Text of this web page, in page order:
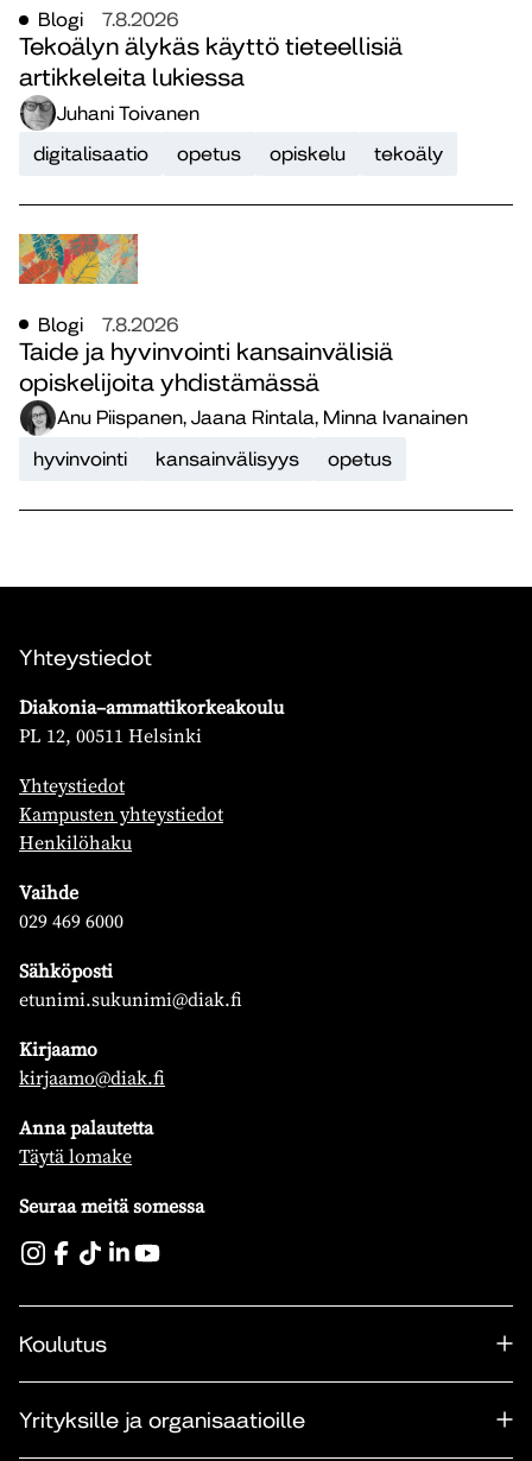
Blogi 7.8.2026
Tekoälyn älykäs käyttö tieteellisiä
artikkeleita lukiessa
Juhani Toivanen
digitalisaatio
opetus opiskelu tekoäly
Blogi 7.8.2026
Taide ja hyvinvointi kansainvälisiä
opiskelijoita yhdistämässä
Anu Piispanen, Jaana Rintala, Minna Ivanainen
hyvinvointi
kansainvälisyys opetus
Yhteystiedot
Diakonia–ammattikorkeakoulu
PL 12, 00511 Helsinki
Yhteystiedot
Kampusten yhteystiedot
Henkilöhaku
Vaihde
029 469 6000
Sähköposti
etunimi.sukunimi@diak.fi
Kirjaamo
kirjaamo@diak.fi
Anna palautetta
Täytä lomake
Seuraa meitä somessa
Koulutus
Yrityksille ja organisaatioille